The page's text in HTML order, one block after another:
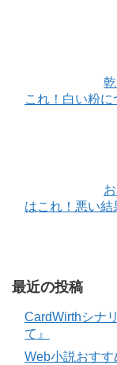
これ！白い粉
はこれ！悪い
最近の投稿
CardWirthシナ
て』
Web小説おすす